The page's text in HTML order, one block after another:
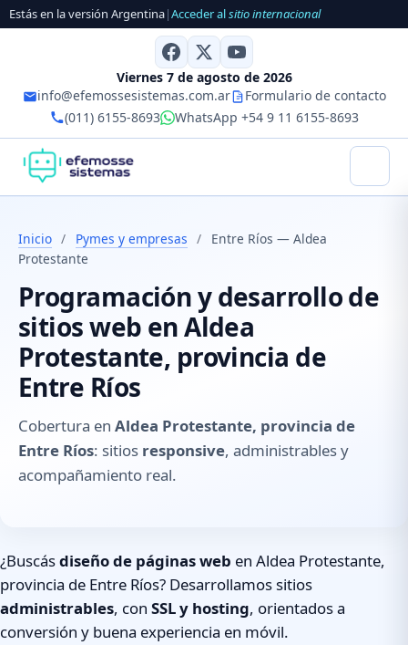
Estás en la versión Argentina|Acceder alsitio internacional
Viernes 7 de agosto de 2026
info@efemossesistemas.com.ar
Formulario de contacto
(011) 6155-8693
WhatsApp +54 9 11 6155-8693
Inicio / Pymes y empresas /
Entre Ríos — Aldea
Protestante
Programación y desarrollo de
sitios web en Aldea
Protestante, provincia de
Entre Ríos
Cobertura en Aldea Protestante, provincia de
Entre Ríos: sitios responsive, administrables y
acompañamiento real.
¿Buscásdiseño de páginas web en Aldea Protestante,
provincia de Entre Ríos? Desarrollamos sitios
administrables, con SSL y hosting, orientados a
conversión y buena experiencia en móvil.